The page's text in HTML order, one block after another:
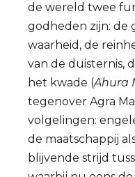
de wereld twee
godheden zijn: de
waarheid, de
van de duisternis,
het kwade (Ahura
tegenover Agra
volgelingen:
de maatschappij
blijvende strijd